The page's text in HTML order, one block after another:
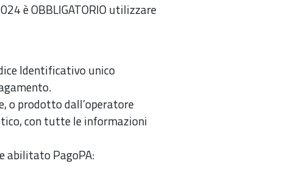
è OBBLIGATORIO utilizzare
Identificativo unico
o prodotto dall’operatore
con tutte le informazioni
abilitato PagoPA: